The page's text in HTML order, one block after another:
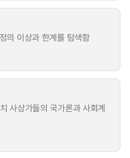
의 이상과 한계를 탐색함
사상가들의 국가론과 사회계